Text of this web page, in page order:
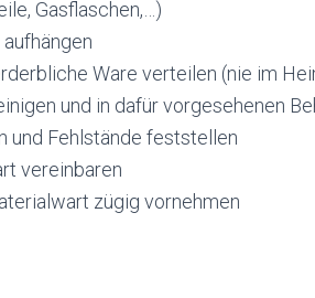
Gasflaschen,…)
Ware verteilen (nie im
und in dafür vorgesehenen
und Fehlstände feststellen
vereinbaren
zügig vornehmen